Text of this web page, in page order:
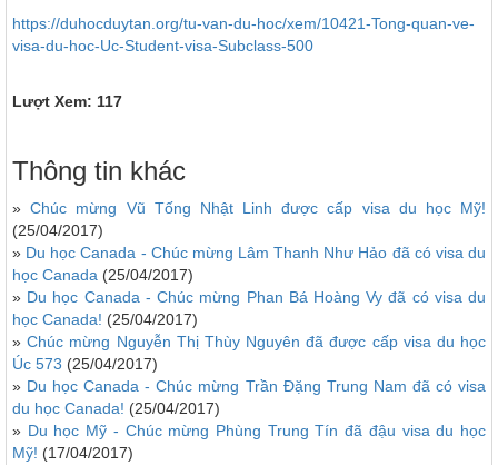
https://duhocduytan.org/tu-van-du-hoc/xem/10421-Tong-quan-ve-
visa-du-hoc-Uc-Student-visa-Subclass-500
Lượt Xem: 117
Thông tin khác
»Chúc mừng Vũ Tống Nhật Linh được cấp visa du học Mỹ!
(25/04/2017)
» Du học Canada - Chúc mừng Lâm Thanh Như Hảo đã có visa du
học Canada (25/04/2017)
» Du học Canada - Chúc mừng Phan Bá Hoàng Vy đã có visa du
học Canada! (25/04/2017)
»Chúc mừng Nguyễn Thị Thùy Nguyên đã được cấp visa du học
Úc 573 (25/04/2017)
» Du học Canada - Chúc mừng Trần Đặng Trung Nam đã có visa
du học Canada! (25/04/2017)
» Du học Mỹ - Chúc mừng Phùng Trung Tín đã đậu visa du học
Mỹ! (17/04/2017)